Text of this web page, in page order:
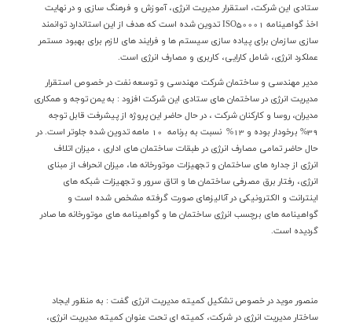
ستادي این شرکت، استقرار مدیریت انرژی، آموزش و فرهنگ سازی و در نهایت
اخذ گواهینامه ISO50001تدوین شده است كه هدف از این استاندارد توانمند
سازی سازمان برای پیاده سازی سیستم ها و فرایند های لازم برای بهبود مستمر
عملکرد انرژی، شامل کارایی، کاربری و مصارف انرژی است.
مدير مهندسي و ساختمان شرکت مهندسی و توسعه نفت در خصوص استقرار
مديريت انرژي در ساختمان هاي ستادي اين شركت افزود : به یمن توجه و همکاری
مدیران، روسا و کارکنان شرکت ، در حال حاضر اين پروژه از پیشرفت قابل توجه
39% برخودار بوده و 13% نسبت به برنامه 10 ماهه تدوين شده جلوتر است. در
حال حاضر تمامی مصارف انرژی در طبقات ساختمان هاي اداري ، میزان اتلاف
انرژی از جداره های ساختمان و تجهیزات موتورخانه ها، میزان انحراف از مبنای
انرژی، رفتار برق مصرفی ساختمان ها و اتاق سرور و تجهیزات شبکه های
اینترانت و الکترونیکی در آنالیزهای صورت گرفته مشخص شده است و
گواهینامه های برچسب انرژی ساختمان ها و گواهینامه های موتورخانه ها صادر
گرديده است.
منصور مويد در خصوص تشكيل كميته مديريت انرژي گفت : به منظور ایجاد
ساختار مدیریت انرژی در شرکت، کمیته ای تحت عنوان کمیته مدیریت انرژی،